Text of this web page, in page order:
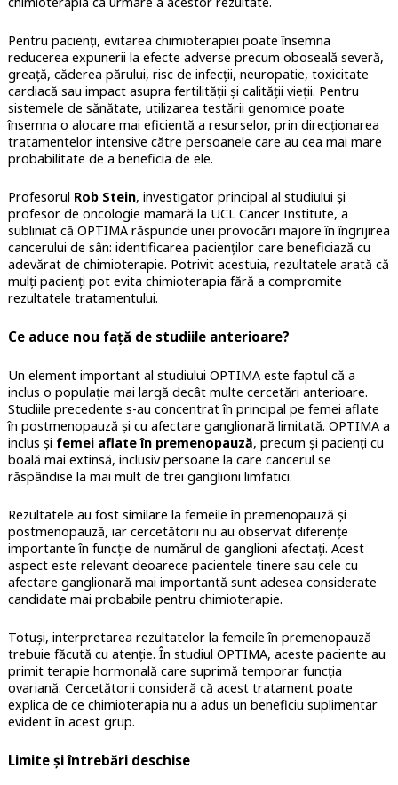
Pentru pacienți, evitarea chimioterapiei poate însemna
reducerea expunerii la efecte adverse precum oboseală severă,
greață, căderea părului, risc de infecții, neuropatie, toxicitate
cardiacă sau impact asupra fertilității și calității vieții. Pentru
sistemele de sănătate, utilizarea testării genomice poate
însemna o alocare mai eficientă a resurselor, prin direcționarea
tratamentelor intensive către persoanele care au cea mai mare
probabilitate de a beneficia de ele.
Profesorul Rob Stein, investigator principal al studiului și
profesor de oncologie mamară la UCL Cancer Institute, a
subliniat că OPTIMA răspunde unei provocări majore în îngrijirea
cancerului de sân: identificarea pacienților care beneficiază cu
adevărat de chimioterapie. Potrivit acestuia, rezultatele arată că
mulți pacienți pot evita chimioterapia fără a compromite
rezultatele tratamentului.
Ce aduce nou față de studiile anterioare?
Un element important al studiului OPTIMA este faptul că a
inclus o populație mai largă decât multe cercetări anterioare.
Studiile precedente s-au concentrat în principal pe femei aflate
în postmenopauză și cu afectare ganglionară limitată. OPTIMA a
inclus și femei aflate în premenopauză, precum și pacienți cu
boală mai extinsă, inclusiv persoane la care cancerul se
răspândise la mai mult de trei ganglioni limfatici.
Rezultatele au fost similare la femeile în premenopauză și
postmenopauză, iar cercetătorii nu au observat diferențe
importante în funcție de numărul de ganglioni afectați. Acest
aspect este relevant deoarece pacientele tinere sau cele cu
afectare ganglionară mai importantă sunt adesea considerate
candidate mai probabile pentru chimioterapie.
Totuși, interpretarea rezultatelor la femeile în premenopauză
trebuie făcută cu atenție. În studiul OPTIMA, aceste paciente au
primit terapie hormonală care suprimă temporar funcția
ovariană. Cercetătorii consideră că acest tratament poate
explica de ce chimioterapia nu a adus un beneficiu suplimentar
evident în acest grup.
Limite și întrebări deschise